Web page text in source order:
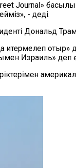
Journal»
- деді.
Дональд
итермелеп
Израиль» деп